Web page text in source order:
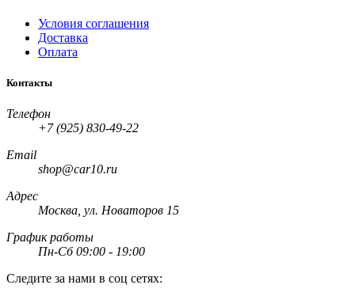
Условия соглашения
Доставка
Оплата
Контакты
Телефон
+7 (925) 830-49-22
Email
shop@car10.ru
Адрес
Москва, ул. Новаторов 15
График работы
Пн-Сб 09:00 - 19:00
Следите за нами в соц сетях: